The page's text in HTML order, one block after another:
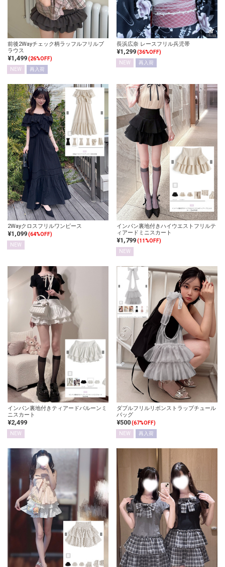
前後2Wayチェック柄ラッフルフリルブ
ラウス
¥1,499(26%OFF)
NEW
再入荷
長浜広奈 レースフリル兵児帯
¥1,299(36%OFF)
NEW
再入荷
2Wayクロスフリルワンピース
¥1,099(64%OFF)
NEW
インパン裏地付きハイウエストフリルテ
ィアードミニスカート
¥1,799(11%OFF)
NEW
インパン裏地付きティアードバルーンミ
ニスカート
¥2,499
NEW
ダブルフリルリボンストラップチュール
バッグ
¥500(67%OFF)
NEW
再入荷